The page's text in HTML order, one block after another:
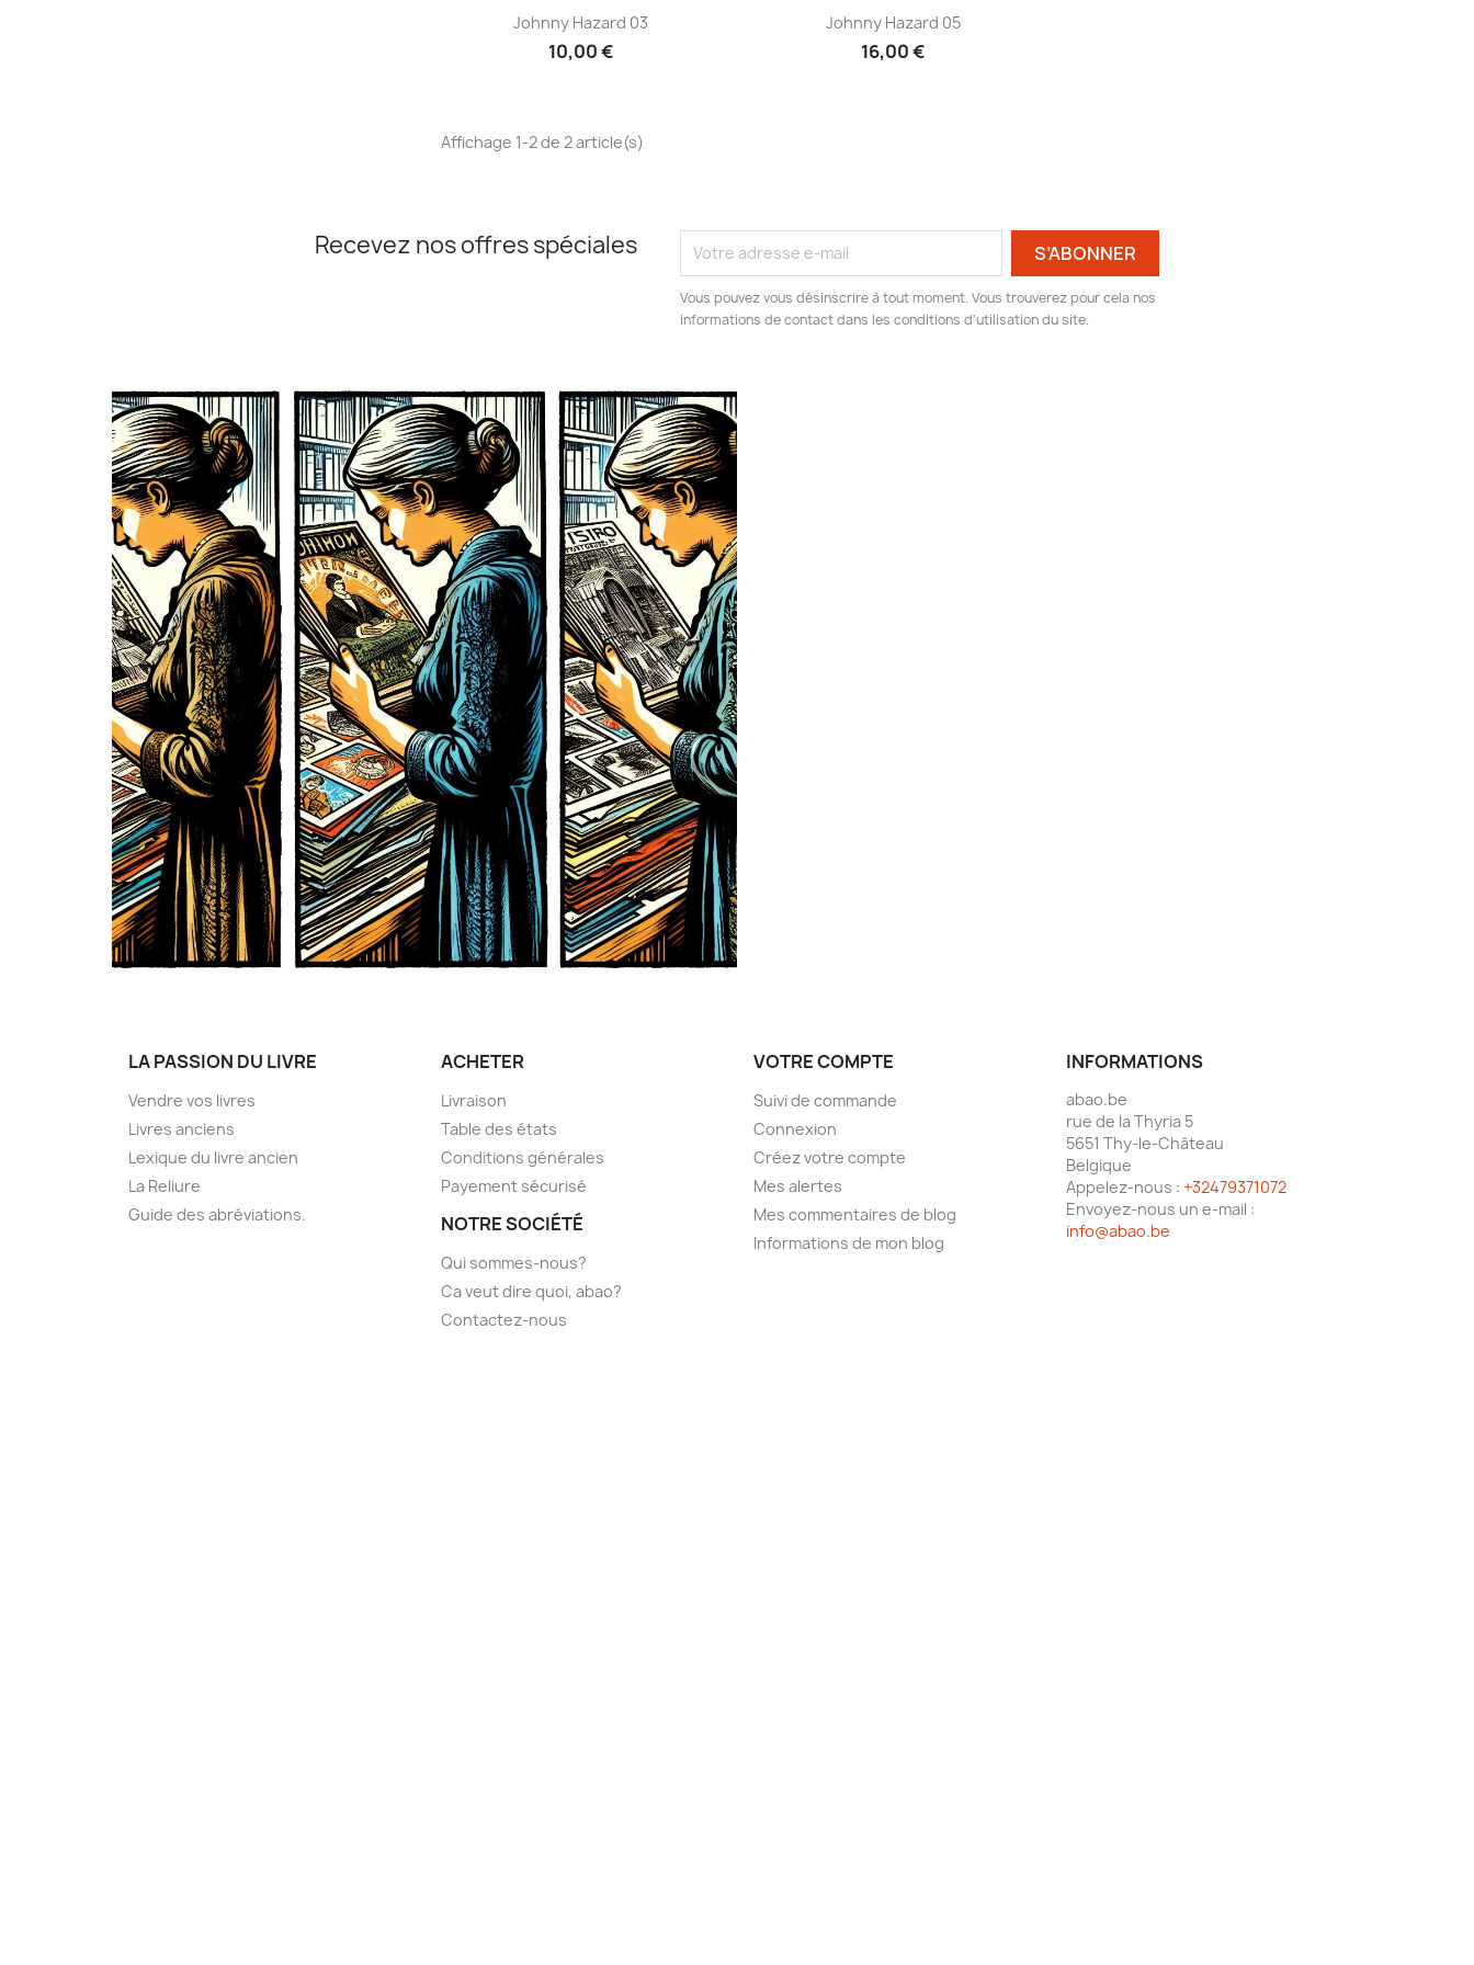
Aperçu rapide
Johnny Hazard 03
10,00 €
Aperçu rapide
Johnny Hazard 05
16,00 €
Affichage 1-2 de 2 article(s)
Recevez nos offres spéciales
Vous pouvez vous désinscrire à tout moment. Vous trouverez pour cela nos
informations de contact dans les conditions d'utilisation du site.
LA PASSION DU LIVRE
Vendre vos livres
Livres anciens
Lexique du livre ancien
La Reliure
Guide des abréviations.
ACHETER
Livraison
Table des états
Conditions générales
Payement sécurisé
NOTRE SOCIÉTÉ
Qui sommes-nous?
Ca veut dire quoi, abao?
Contactez-nous
VOTRE COMPTE
Suivi de commande
Connexion
Créez votre compte
Mes alertes
Mes commentaires de blog
Informations de mon blog
INFORMATIONS
abao.be
rue de la Thyria 5
5651 Thy-le-Château
Belgique
Appelez-nous : +32479371072
Envoyez-nous un e-mail :
info@abao.be